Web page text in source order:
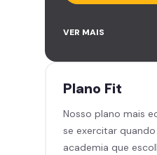
Acesso
Leve 5 amigos
Cadeira de
Área de
Smart Fit App
VER MAIS
Plano Fit
Nosso plano mais
se exercitar
academia que